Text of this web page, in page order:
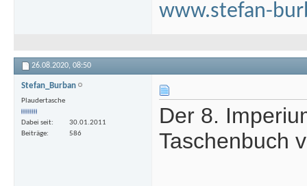
www.stefan-
26.08.2020, 08:50
Stefan_Burban
Plaudertasche
Dabei seit
30.01.2011
Beiträge
586
Der 8.
Taschenbuch